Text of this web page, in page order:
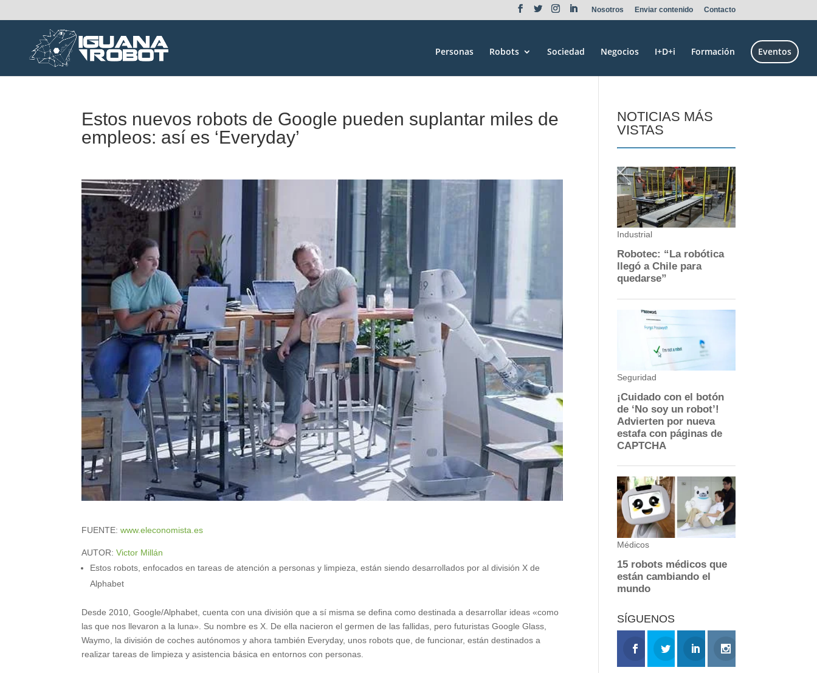
Nosotros Enviar contenido Contacto
Personas Robots Sociedad Negocios I+D+i Formación Eventos
Estos nuevos robots de Google pueden suplantar miles de
empleos: así es ‘Everyday’
FUENTE:www.eleconomista.es
AUTOR:Victor Millán
Estos robots, enfocados en tareas de atención a personas y limpieza, están siendo desarrollados por al división X de
Alphabet
Desde 2010, Google/Alphabet, cuenta con una división que a sí misma se defina como destinada a desarrollar ideas «como
las que nos llevaron a la luna». Su nombre es X. De ella nacieron el germen de las fallidas, pero futuristas Google Glass,
Waymo, la división de coches autónomos y ahora también Everyday, unos robots que, de funcionar, están destinados a
realizar tareas de limpieza y asistencia básica en entornos con personas.
NOTICIAS MÁS
VISTAS
SÍGUENOS